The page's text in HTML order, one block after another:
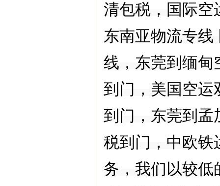
清包税 ， 国际空
东南亚物流专线
线，东莞到缅甸
到门，美国空运
到门，东莞到孟
税到门，中欧铁
务，我们以较低